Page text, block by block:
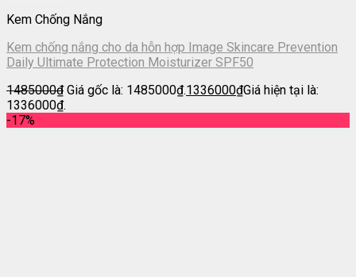
Kem Chống Nắng
Kem chống nắng cho da hỗn hợp Image Skincare Prevention
Daily Ultimate Protection Moisturizer SPF50
1485000₫ Giá gốc là: 1485000₫.1336000₫Giá hiện tại là:
1336000₫.
-17%